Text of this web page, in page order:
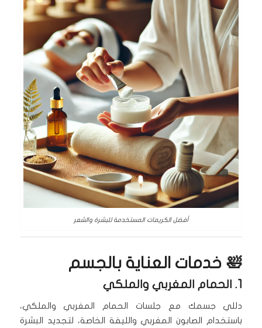
أفضل الكريمات المستخدمة للبشرة والشعر
🛀 خدمات العناية بالجسم
1. الحمام المغربي والملكي
دللي جسمك مع جلسات الحمام المغربي والملكي،
باستخدام الصابون المغربي والليفة الخاصة، لتجديد البشرة